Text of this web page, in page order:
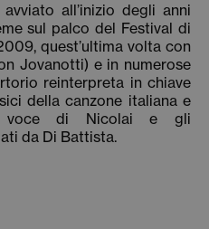
all’inizio degli anni
sul palco del Festival di
quest’ultima volta con
Jovanotti) e in numerose
reinterpreta in chiave
della canzone italiana e
voce di Nicolai e gli
da Di Battista.